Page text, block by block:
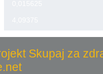
Skupaj za